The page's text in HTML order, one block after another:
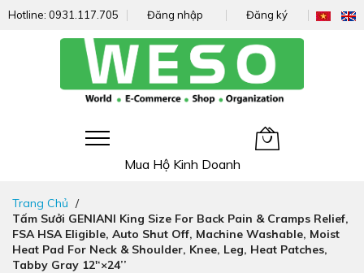
Hotline: 0931.117.705 Đăng nhập Đăng ký
Mua Hộ Kinh Doanh
nhanh
đến
nội
dung
Trang Chủ
Tấm Sưởi GENIANI King Size For Back Pain & Cramps Relief,
FSA HSA Eligible, Auto Shut Off, Machine Washable, Moist
Heat Pad For Neck & Shoulder, Knee, Leg, Heat Patches,
Tabby Gray 12'‘×24’’